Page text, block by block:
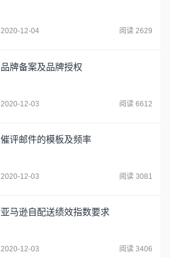
2020-12-04 阅读 2629
品牌备案及品牌授权
2020-12-03 阅读 6612
催评邮件的模板及频率
2020-12-03 阅读 3081
亚马逊自配送绩效指数要求
2020-12-03 阅读 3406